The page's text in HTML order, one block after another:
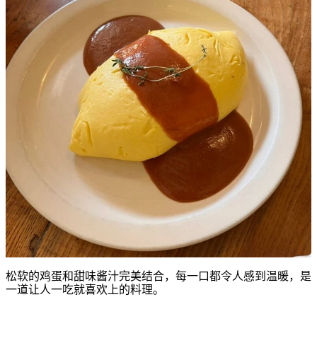
松软的鸡蛋和甜味酱汁完美结合，每一口都令人感到温暖，是
一道让人一吃就喜欢上的料理。